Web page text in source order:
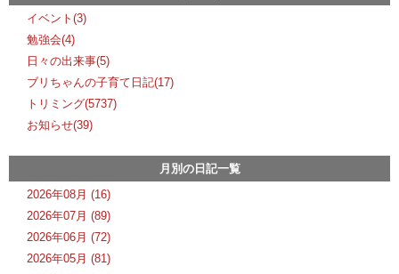
イベント(3)
勉強会(4)
日々の出来事(5)
ブリちゃんの子育て日記(17)
トリミング(5737)
お知らせ(39)
月別の日記一覧
2026年08月 (16)
2026年07月 (89)
2026年06月 (72)
2026年05月 (81)